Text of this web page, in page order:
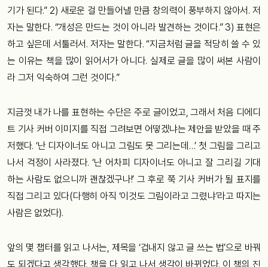
기가 된다.” 2) 새로운 걸 만들어낼 만큼 창의력이 풍부하지 않아서. 저
자는 말한다. “개성은 만드는 것이 아니라 발견하는 것이다.” 3) 표현은
하고 싶은데 서툴러서. 저자는 말한다. “지금처럼 글을 적당히 쓸 수 있
는 이유는 책을 많이 읽어서가 아니다. 실제로 글을 많이 써본 사람이
라 그저 익숙하여 그런 것이다.”
지금껏 내가 나를 표현하는 수단은 주로 글이었고, 그래서 처음 디에디
트 기사 커버 이미지를 직접 그려보면 어떻겠냐는 제안을 받았을 때 주
저했다. ‘난 디자이너도 아니고 그림도 못 그리는데…’ 첫 그림을 그리고
나서 걱정이 사라졌다. ‘난 어차피 디자이너도 아니고 잘 그리길 기대
하는 사람도 없으니까 괜찮겠구나!’ 그 후로 쭉 기사 커버가 될 표지를
직접 그리고 있다(다행히 아직 ‘이것도 그림이라고 그렸냐’라고 따지는
사람은 없었다).
앞의 몇 챕터를 읽고 나서는, 제목을 ‘겁내지 않고 글 쓰는 법’으로 바꿔
도 되겠다고 생각했다. 책을 다 읽고 나서 생각이 바뀌었다. 이 책의 진